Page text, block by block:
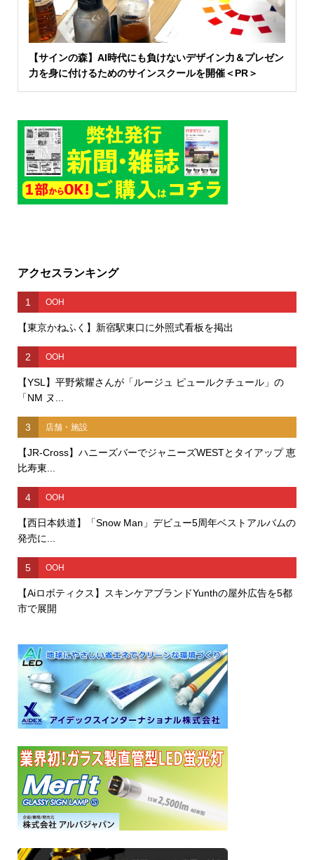
【サインの森】AI時代にも負けないデザイン力＆プレゼン
力を身に付けるためのサインスクールを開催＜PR＞
アクセスランキング
1 OOH
【東京かねふく】新宿駅東口に外照式看板を掲出
2 OOH
【YSL】平野紫耀さんが「ルージュ ピュールクチュール」の
「NM ヌ...
3 店舗・施設
【JR-Cross】ハニーズバーでジャニーズWESTとタイアップ 恵
比寿東...
4 OOH
【西日本鉄道】「Snow Man」デビュー5周年ベストアルバムの
発売に...
5 OOH
【Aiロボティクス】スキンケアブランドYunthの屋外広告を5都
市で展開